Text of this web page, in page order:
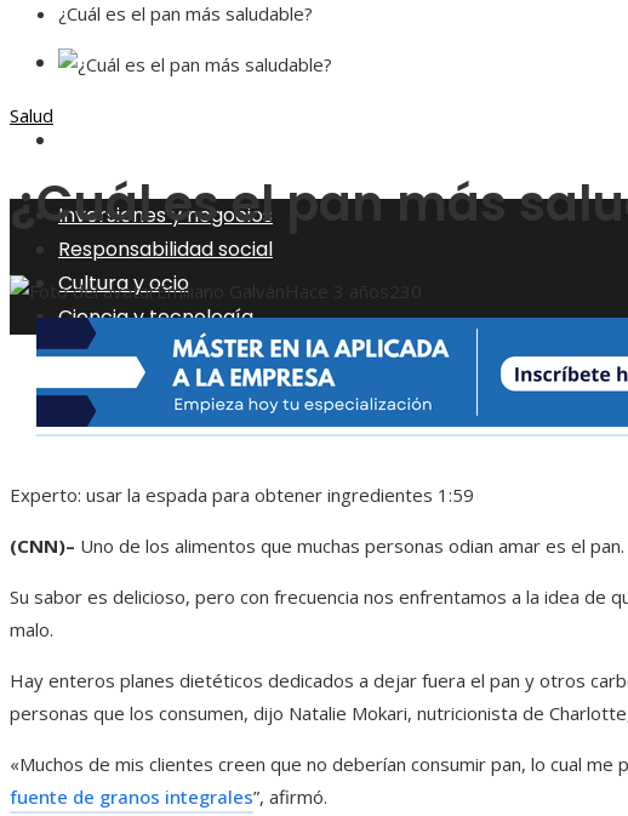
Cultura y ocio
Inversiones y negocios
Responsabilidad social
Cultura y ocio
Ciencia y tecnología
¿Cuál es el pan más saludable?
Salud
¿Cuál es el pan más
Emiliano Galván Hace 3 años
Experto: usar la espada para obtener ingredientes 1:59
(CNN)– Uno de los alimentos que muchas personas odian amar es el pan.
Su sabor es delicioso, pero con frecuencia nos enfrentamos a la idea de
malo.
Hay enteros planes dietéticos dedicados a dejar fuera el pan y otros
personas que los consumen, dijo Natalie Mokari, nutricionista de
«Muchos de mis clientes creen que no deberían consumir pan, lo cual me
fuente de granos integrales”, afirmó.